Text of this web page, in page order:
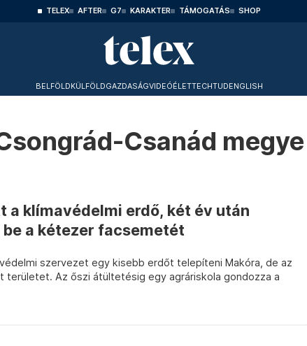
TELEX AFTER G7 KARAKTER TÁMOGATÁS SHOP
BELFÖLDKÜLFÖLDGAZDASÁGVIDEÓÉLETTECHTUDENGLISH
Csanád megye
a klímavédelmi erdő, két év után
a kétezer facsemetét
szervezet egy kisebb erdőt telepíteni Makóra, de az
területet. Az őszi átültetésig egy agráriskola gondozza a